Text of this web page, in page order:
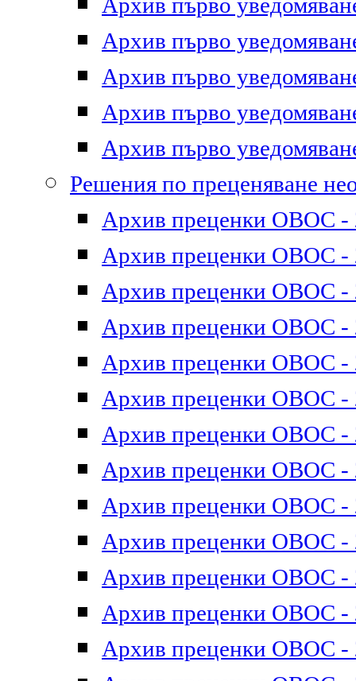
Архив първо
Архив първо
Архив първо
Архив първо
Архив първо
Решения по преценяване
Архив преценки ОВОС -
Архив преценки ОВОС -
Архив преценки ОВОС -
Архив преценки ОВОС -
Архив преценки ОВОС -
Архив преценки ОВОС -
Архив преценки ОВОС -
Архив преценки ОВОС -
Архив преценки ОВОС -
Архив преценки ОВОС -
Архив преценки ОВОС -
Архив преценки ОВОС -
Архив преценки ОВОС -